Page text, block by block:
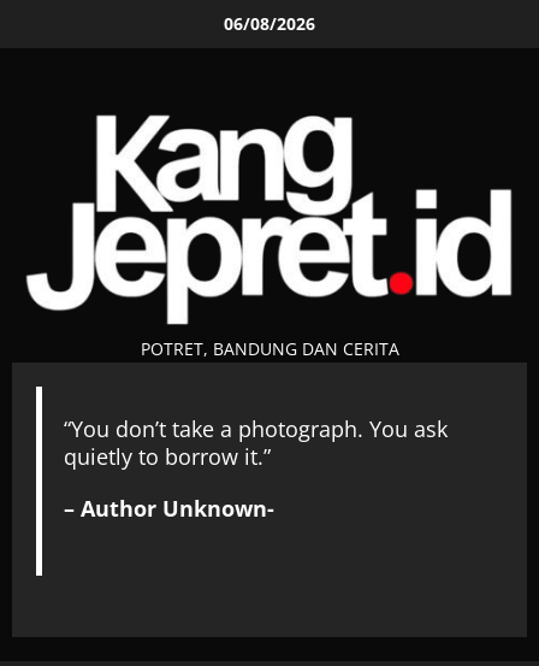
06/08/2026
POTRET, BANDUNG DAN CERITA
“You don’t take a photograph. You ask
quietly to borrow it.”
– Author Unknown-